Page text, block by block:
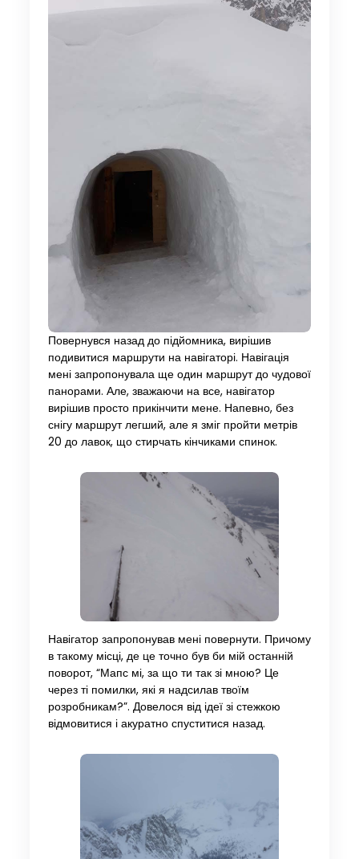
Повернувся назад до підйомника, вирішив
подивитися маршрути на навігаторі. Навігація
мені запропонувала ще один маршрут до чудової
панорами. Але, зважаючи на все, навігатор
вирішив просто прикінчити мене. Напевно, без
снігу маршрут легший, але я зміг пройти метрів
20 до лавок, що стирчать кінчиками спинок.
Навігатор запропонував мені повернути. Причому
в такому місці, де це точно був би мій останній
поворот, “Мапс мі, за що ти так зі мною? Це
через ті помилки, які я надсилав твоїм
розробникам?”. Довелося від ідеї зі стежкою
відмовитися і акуратно спуститися назад.